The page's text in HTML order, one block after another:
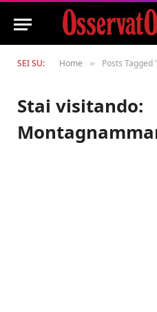
SEI SU: Home » Posts
Stai visitando: